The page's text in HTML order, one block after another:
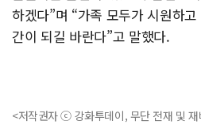
하겠다”며 “가족 모두가 시원하
간이 되길 바란다”고 말했다.
<저작권자 ⓒ 강화투데이, 무단 전재 및